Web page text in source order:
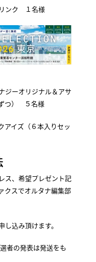
ンク １名様
ーオリジナル＆アサ
つ） ５名様
イズ（６本入りセッ
ス、希望プレゼント記
クスでオルタナ編集部
し込み頂けます。
者の発表は発送をも